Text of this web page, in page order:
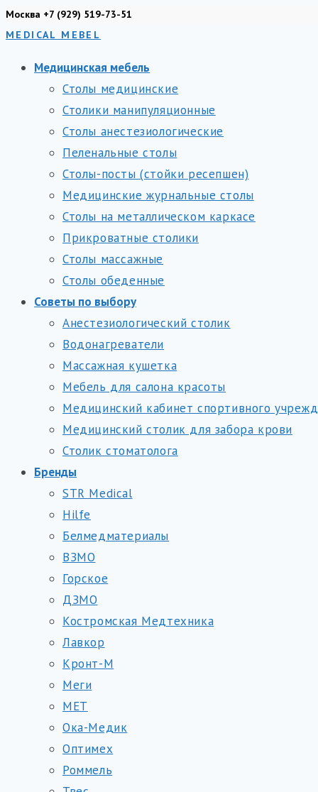
Перейти
к
Москва +7 (929) 519-73-51
MEDICAL MEBEL
Медицинская мебель
Столы медицинские
Столики манипуляционные
Столы анестезиологические
Пеленальные столы
Столы-посты (стойки ресепшен)
Медицинские журнальные столы
Столы на металлическом каркасе
Прикроватные столики
Столы массажные
Столы обеденные
Советы по выбору
Анестезиологический столик
Водонагреватели
Массажная кушетка
Мебель для салона красоты
Медицинский кабинет спортивного
Медицинский столик для забора крови
Столик стоматолога
Бренды
STR Medical
Hilfe
Белмедматериалы
ВЗМО
Горское
ДЗМО
Костромская Медтехника
Лавкор
Кронт-М
Меги
МЕТ
Ока-Медик
Оптимех
Роммель